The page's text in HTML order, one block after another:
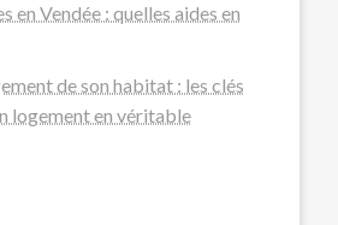
en Vendée : quelles aides en
de son habitat : les clés
logement en véritable